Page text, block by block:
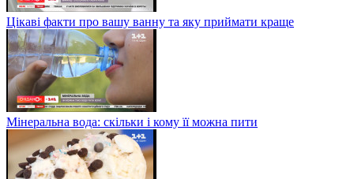
Цікаві факти про вашу ванну та яку приймати краще
Мінеральна вода: скільки і кому її можна пити